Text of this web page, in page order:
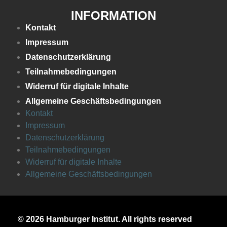
INFORMATION
Kontakt
Impressum
Datenschutzerklärung
Teilnahmebedingungen
Widerruf für digitale Inhalte
Allgemeine Geschäftsbedingungen
Kontakt
Impressum
Datenschutzerklärung
Teilnahmebedingungen
Widerruf für digitale Inhalte
Allgemeine Geschäftsbedingungen
© 2026 Hamburger Institut. All rights reserved